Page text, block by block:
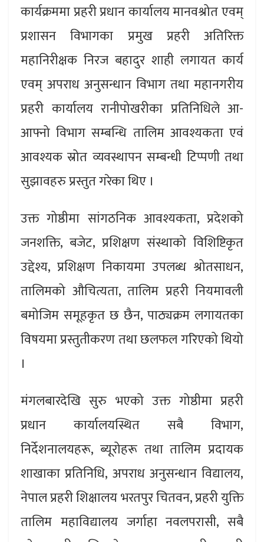
कार्यक्रममा प्रहरी प्रधान कार्यालय मानवश्रोत एवम्
प्रशासन विभागका प्रमुख प्रहरी अतिरिक्त
महानिरीक्षक निरज बहादुर शाही लगायत कार्य
एवम् अपराध अनुसन्धान विभाग तथा महानगरीय
प्रहरी कार्यालय रानीपोखरीका प्रतिनिधिले आ-
आफ्नो विभाग सम्बन्धि तालिम आवश्यकता एवं
आवश्यक स्रोत व्यवस्थापन सम्बन्धी टिप्पणी तथा
सुझावहरु प्रस्तुत गरेका थिए ।
उक्त गोष्ठीमा सांगठनिक आवश्यकता, प्रदेशको
जनशक्ति, बजेट, प्रशिक्षण संस्थाको विशिष्टिकृत
उद्देश्य, प्रशिक्षण निकायमा उपलब्ध श्रोतसाधन,
तालिमको औचित्यता, तालिम प्रहरी नियमावली
बमोजिम समूहकृत छ छैन, पाठ्यक्रम लगायतका
विषयमा प्रस्तुतीकरण तथा छलफल गरिएको थियो
।
मंगलबारदेखि सुरु भएको उक्त गोष्ठीमा प्रहरी
प्रधान कार्यालयस्थित सबै विभाग,
निर्देशनालयहरू, ब्यूरोहरू तथा तालिम प्रदायक
शाखाका प्रतिनिधि, अपराध अनुसन्धान विद्यालय,
नेपाल प्रहरी शिक्षालय भरतपुर चितवन, प्रहरी युक्ति
तालिम महाविद्यालय जर्गाहा नवलपरासी, सबै